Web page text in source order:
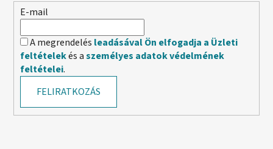
E-mail
A megrendelés leadásával Ön elfogadja a Üzleti
feltételekés aszemélyes adatok védelmének
feltételei.
FELIRATKOZÁS